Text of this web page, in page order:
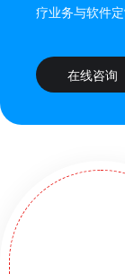
疗业务与软件
在线咨询